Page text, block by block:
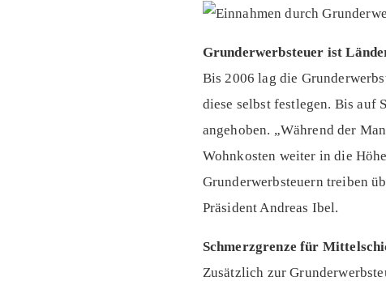
Grunderwerbsteuer ist
Bis 2006 lag die
diese selbst festlegen. Bis auf
angehoben. „Während der
Wohnkosten weiter in die
Grunderwerbsteuern treiben
Präsident Andreas Ibel.
Schmerzgrenze für
Zusätzlich zur